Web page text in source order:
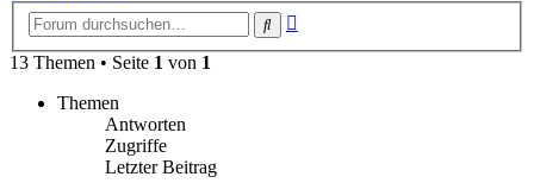
Suche
13 Themen • Seite 1 von 1
Themen
Antworten
Zugriffe
Letzter Beitrag